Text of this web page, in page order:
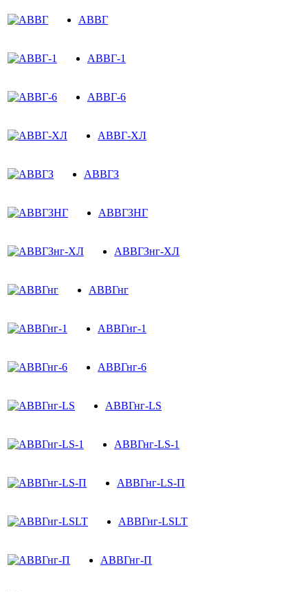
АВВГ
АВВГ-1
АВВГ-6
АВВГ-ХЛ
АВВГЗ
АВВГЗНГ
АВВГЗнг-ХЛ
АВВГнг
АВВГнг-1
АВВГнг-6
АВВГнг-LS
АВВГнг-LS-1
АВВГнг-LS-П
АВВГнг-LSLT
АВВГнг-П